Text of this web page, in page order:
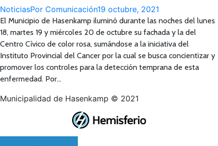
NoticiasPor Comunicación19 octubre, 2021
El Municipio de Hasenkamp iluminó durante las noches del lunes
18, martes 19 y miércoles 20 de octubre su fachada y la del
Centro Cívico de color rosa, sumándose a la iniciativa del
Instituto Provincial del Cancer por la cual se busca concientizar y
promover los controles para la detección temprana de esta
enfermedad. Por…
Municipalidad de Hasenkamp © 2021